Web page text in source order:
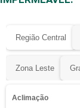
Região Central
Zona Leste
Aclimação